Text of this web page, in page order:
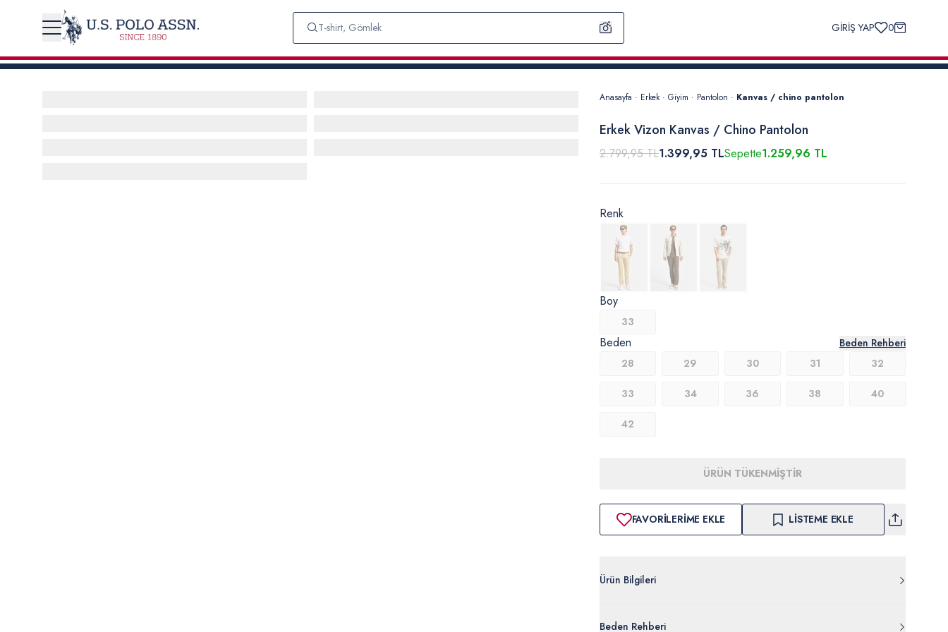
GİRİŞ YAP 0
Anasayfa · Erkek · Giyim · Pantolon · Kanvas / chino pantolon
Erkek Vizon Kanvas / Chino Pantolon
2.799,95 TL1.399,95 TLSepette1.259,96 TL
Boy
33
Renk
Beden
Beden Rehberi
28
29 30 31 32
33 34 36 38 40
42
ÜRÜN TÜKENMİŞTİR
FAVORILERIME EKLE LISTEME EKLE
Ürün Bilgileri
Beden Rehberi